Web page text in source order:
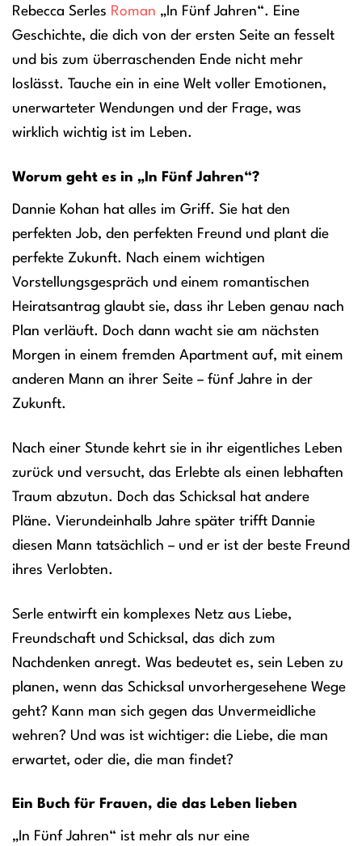
Rebecca Serles Roman „In Fünf Jahren“. Eine
Geschichte, die dich von der ersten Seite an fesselt
und bis zum überraschenden Ende nicht mehr
loslässt. Tauche ein in eine Welt voller Emotionen,
unerwarteter Wendungen und der Frage, was
wirklich wichtig ist im Leben.
Worum geht es in „In Fünf Jahren“?
Dannie Kohan hat alles im Griff. Sie hat den
perfekten Job, den perfekten Freund und plant die
perfekte Zukunft. Nach einem wichtigen
Vorstellungsgespräch und einem romantischen
Heiratsantrag glaubt sie, dass ihr Leben genau nach
Plan verläuft. Doch dann wacht sie am nächsten
Morgen in einem fremden Apartment auf, mit einem
anderen Mann an ihrer Seite – fünf Jahre in der
Zukunft.
Nach einer Stunde kehrt sie in ihr eigentliches Leben
zurück und versucht, das Erlebte als einen lebhaften
Traum abzutun. Doch das Schicksal hat andere
Pläne. Vierundeinhalb Jahre später trifft Dannie
diesen Mann tatsächlich – und er ist der beste Freund
ihres Verlobten.
Serle entwirft ein komplexes Netz aus Liebe,
Freundschaft und Schicksal, das dich zum
Nachdenken anregt. Was bedeutet es, sein Leben zu
planen, wenn das Schicksal unvorhergesehene Wege
geht? Kann man sich gegen das Unvermeidliche
wehren? Und was ist wichtiger: die Liebe, die man
erwartet, oder die, die man findet?
Ein Buch für Frauen, die das Leben lieben
„In Fünf Jahren“ ist mehr als nur eine